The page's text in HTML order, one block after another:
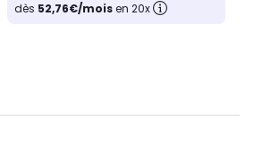
dès 52,76€/moisen 20x